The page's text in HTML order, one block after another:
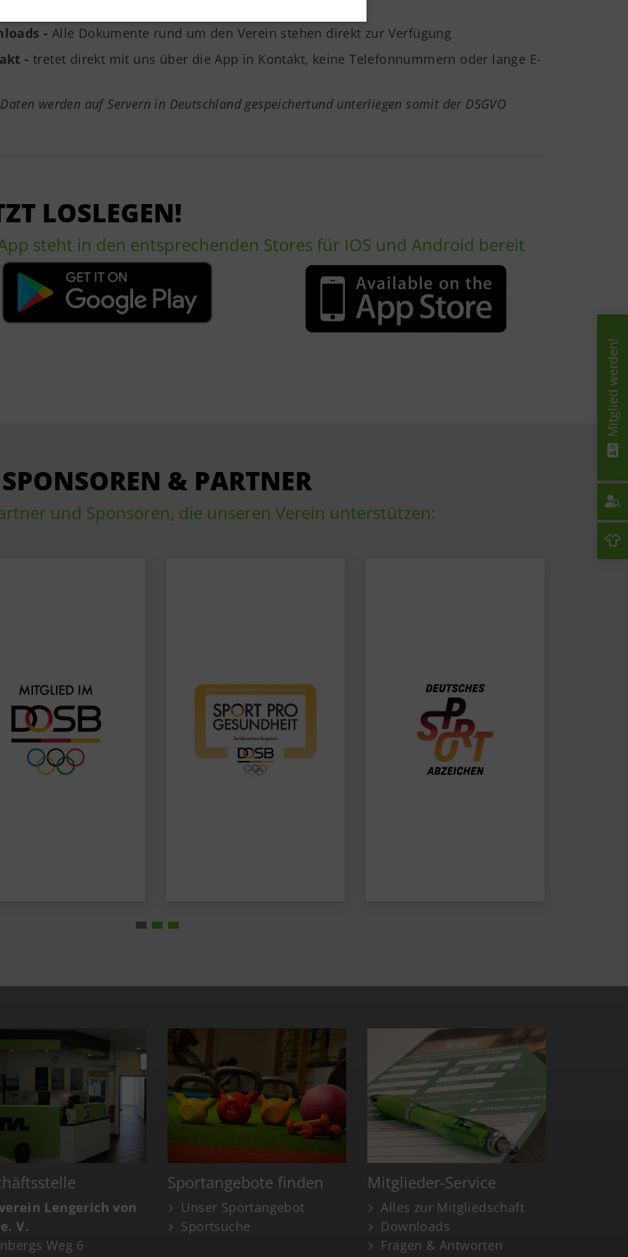
- Alle Dokumente rund um den Verein stehen direkt zur Verfügung
- tretet direkt mit uns über die App in Kontakt, keine Telefonnummern oder lange E-
werden auf Servern in Deutschland gespeichertund unterliegen somit der DSGVO
LOSLEGEN!
steht in den entsprechenden Stores für IOS und Android bereit
SPONSOREN & PARTNER
und Sponsoren, die unseren Verein unterstützen:
Lengerich von
V.
Weg 6
Sportangebote finden
Unser Sportangebot
Sportsuche
Mitglieder-Service
Alles zur Mitgliedschaft
Downloads
Fragen & Antworten
Mitglied werden!